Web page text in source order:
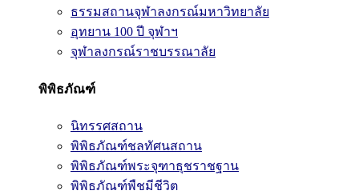
ธรรมสถานจุฬาลงกรณ์มหาวิทยาลัย
อุทยาน 100 ปี จุฬาฯ
จุฬาลงกรณ์ราชบรรณาลัย
พิพิธภัณฑ์
นิทรรศสถาน
พิพิธภัณฑ์ชลทัศนสถาน
พิพิธภัณฑ์พระจุฑาธุชราชฐาน
พิพิธภัณฑ์พืชมีชีวิต